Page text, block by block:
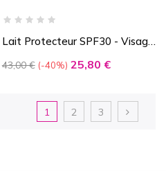
Lait Protecteur SPF30 - Visage
Prix
43,00 € -40% Prix
25,80 €
1 2 3